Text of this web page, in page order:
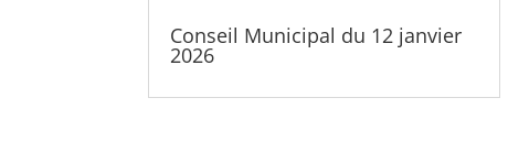
Conseil Municipal du 12 janvier
2026